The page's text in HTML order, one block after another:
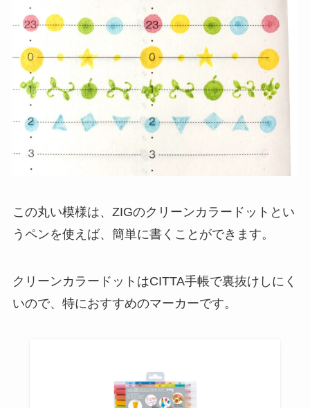
この丸い模様は、ZIGのクリーンカラードットとい
うペンを使えば、簡単に書くことができます。
クリーンカラードットはCITTA手帳で裏抜けしにく
いので、特におすすめのマーカーです。